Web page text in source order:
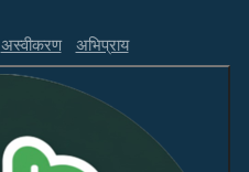
अस्वीकरण अभिप्राय